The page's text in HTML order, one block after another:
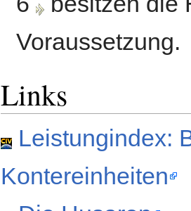
Voraussetzung.
Links
Leistungindex:
Kontereinheiten